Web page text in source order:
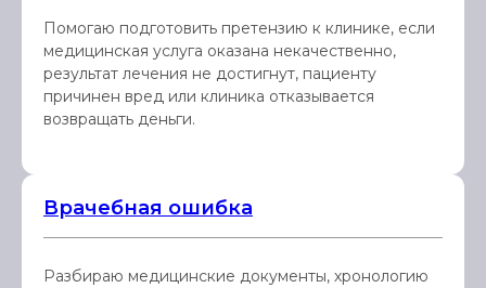
Помогаю подготовить претензию к клинике, если
медицинская услуга оказана некачественно,
результат лечения не достигнут, пациенту
причинен вред или клиника отказывается
возвращать деньги.
Врачебная ошибка
Разбираю медицинские документы, хронологию